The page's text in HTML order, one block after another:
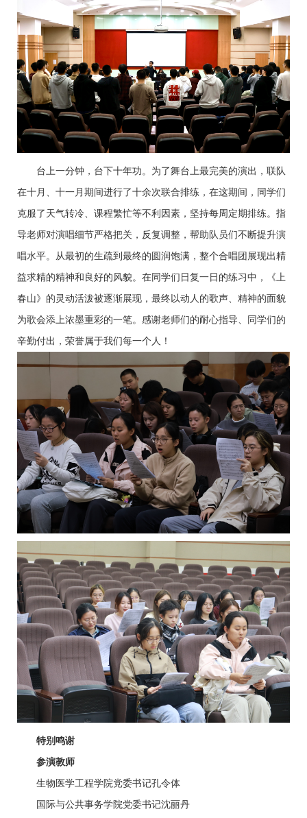
台上一分钟，台下十年功。为了舞台上最完美的演出，联队
在十月、十一月期间进行了十余次联合排练，在这期间，同学们
克服了天气转冷、课程繁忙等不利因素，坚持每周定期排练。指
导老师对演唱细节严格把关，反复调整，帮助队员们不断提升演
唱水平。从最初的生疏到最终的圆润饱满，整个合唱团展现出精
益求精的精神和良好的风貌。在同学们日复一日的练习中，《上
春山》的灵动活泼被逐渐展现，最终以动人的歌声、精神的面貌
为歌会添上浓墨重彩的一笔。感谢老师们的耐心指导、同学们的
辛勤付出，荣誉属于我们每一个人！
特别鸣谢
参演教师
生物医学工程学院党委书记孔令体
国际与公共事务学院党委书记沈丽丹